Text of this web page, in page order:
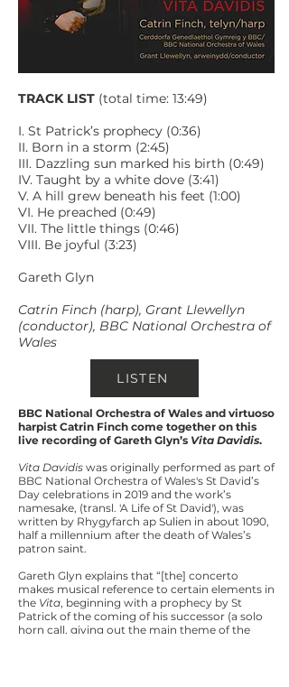
TRACK LIST (total time: 13:49)
I. St Patrick’s prophecy (0:36)
II. Born in a storm (2:45)
III. Dazzling sun marked his birth (0:49)
IV. Taught by a white dove (3:41)
V. A hill grew beneath his feet (1:00)
VI. He preached (0:49)
VII. The little things (0:46)
VIII. Be joyful (3:23)
Gareth Glyn
Catrin Finch (harp), Grant Llewellyn
(conductor), BBC National Orchestra of
Wales
LISTEN
BBC National Orchestra of Wales and virtuoso
harpist Catrin Finch come together on this
live recording of Gareth Glyn’s Vita Davidis.
Vita Davidis was originally performed as part of
BBC National Orchestra of Wales's St David’s
Day celebrations in 2019 and the work’s
namesake, (transl. 'A Life of St David'), was
written by Rhygyfarch ap Sulien in about 1090,
half a millennium after the death of Wales’s
patron saint.
Gareth Glyn explains that “[the] concerto
makes musical reference to certain elements in
the Vita, beginning with a prophecy by St
Patrick of the coming of his successor (a solo
horn call, giving out the main theme of the